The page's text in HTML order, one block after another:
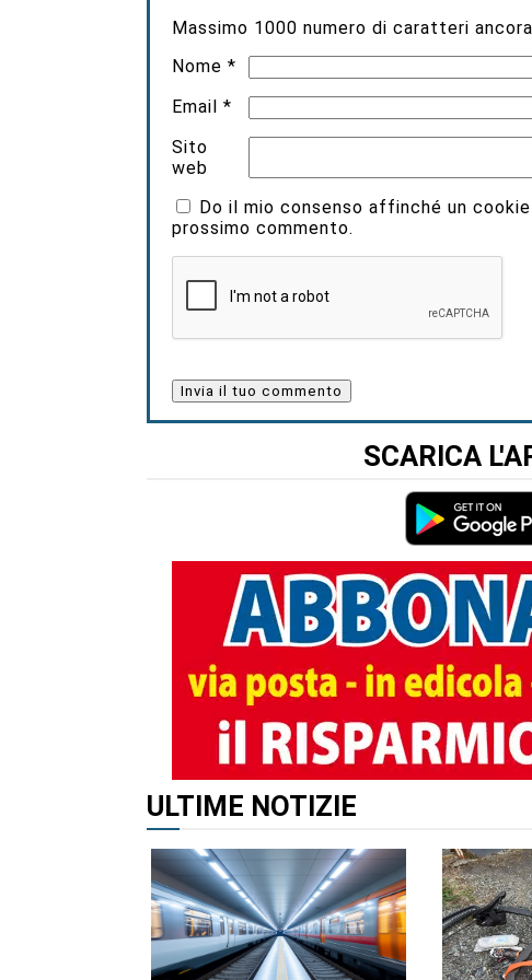
Massimo 1000 numero di caratteri
Nome*
Email*
Sito
web
Do il mio consenso affinché un
prossimo commento.
SCARICA
ALTRI ARTICOLI DI QUESTO